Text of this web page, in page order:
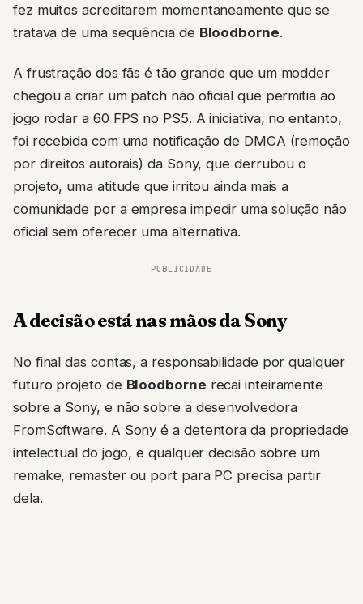
fez muitos acreditarem momentaneamente que se
tratava de uma sequência de Bloodborne.
A frustração dos fãs é tão grande que um modder
chegou a criar um patch não oficial que permitia ao
jogo rodar a 60 FPS no PS5. A iniciativa, no entanto,
foi recebida com uma notificação de DMCA (remoção
por direitos autorais) da Sony, que derrubou o
projeto, uma atitude que irritou ainda mais a
comunidade por a empresa impedir uma solução não
oficial sem oferecer uma alternativa.
PUBLICIDADE
A decisão está nas mãos da Sony
No final das contas, a responsabilidade por qualquer
futuro projeto de Bloodborne recai inteiramente
sobre a Sony, e não sobre a desenvolvedora
FromSoftware. A Sony é a detentora da propriedade
intelectual do jogo, e qualquer decisão sobre um
remake, remaster ou port para PC precisa partir
dela.